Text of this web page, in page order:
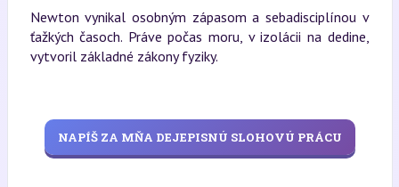
Newton vynikal osobným zápasom a sebadisciplínou v
ťažkých časoch. Práve počas moru, v izolácii na dedine,
vytvoril základné zákony fyziky.
NAPÍŠ ZA MŇA DEJEPISNÚ SLOHOVÚ PRÁCU